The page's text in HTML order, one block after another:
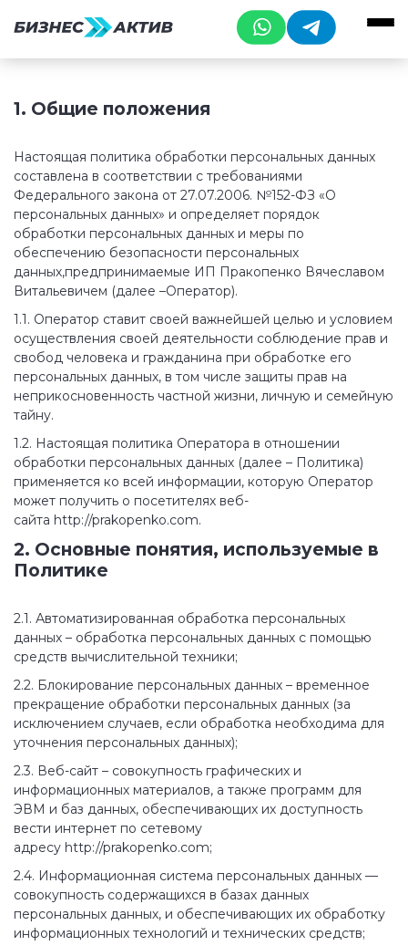
1. Общие положения
Настоящая политика обработки персональных данных
составлена в соответствии с требованиями
Федерального закона от 27.07.2006. №152-ФЗ «О
персональных данных» и определяет порядок
обработки персональных данных и меры по
обеспечению безопасности персональных
данных,предпринимаемые ИП Пракопенко Вячеславом
Витальевичем (далее –Оператор).
1.1. Оператор ставит своей важнейшей целью и условием
осуществления своей деятельности соблюдение прав и
свобод человека и гражданина при обработке его
персональных данных, в том числе защиты прав на
неприкосновенность частной жизни, личную и семейную
тайну.
1.2. Настоящая политика Оператора в отношении
обработки персональных данных (далее – Политика)
применяется ко всей информации, которую Оператор
может получить о посетителях веб-
сайта http://prakopenko.com.
2. Основные понятия, используемые в
Политике
2.1. Автоматизированная обработка персональных
данных – обработка персональных данных с помощью
средств вычислительной техники;
2.2. Блокирование персональных данных – временное
прекращение обработки персональных данных (за
исключением случаев, если обработка необходима для
уточнения персональных данных);
2.3. Веб-сайт – совокупность графических и
информационных материалов, а также программ для
ЭВМ и баз данных, обеспечивающих их доступность
вести интернет по сетевому
адресу http://prakopenko.com;
2.4. Информационная система персональных данных —
совокупность содержащихся в базах данных
персональных данных, и обеспечивающих их обработку
информационных технологий и технических средств;